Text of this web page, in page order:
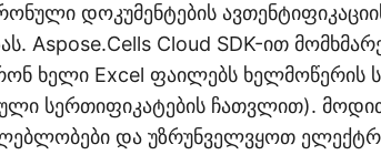
დოკუმენტების
Aspose.Cells Cloud SDK-ით
ხელი Excel ფაილებს ხელმოწერის
სერთიფიკატების ჩათვლით).
და უზრუნველვყოთ